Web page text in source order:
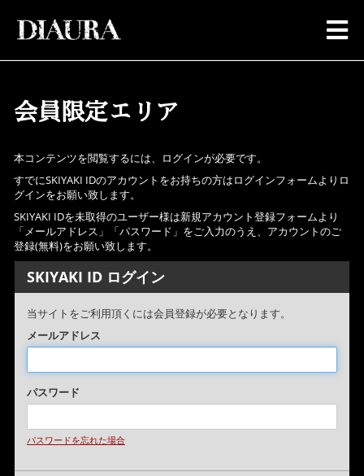
会員限定エリア
本コンテンツを閲覧するには、ログインが必要です。
すでにSKIYAKI IDのアカウントをお持ちの方はログインフォームよりロ
グインをお願い致します。
SKIYAKI IDを未取得のユーザー様は新規アカウント登録フォームより
「メールアドレス」「パスワード」をご入力のうえ、アカウントのご
登録(無料)をお願い致します。
SKIYAKI ID ログイン
当サイトをご利用頂くには会員登録が必要となります。
メールアドレス
パスワード
パスワードを忘れた場合